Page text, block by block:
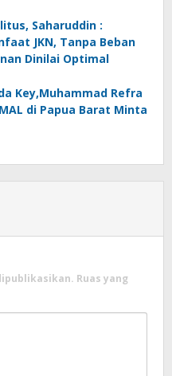
Saharuddin :
JKN, Tanpa Beban
Dinilai Optimal
Key,Muhammad Refra
di Papua Barat Minta
Ruas yang